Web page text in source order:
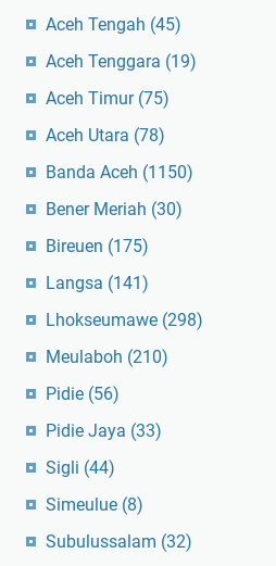
Aceh Tengah (45)
Aceh Tenggara (19)
Aceh Timur (75)
Aceh Utara (78)
Banda Aceh (1150)
Bener Meriah (30)
Bireuen (175)
Langsa (141)
Lhokseumawe (298)
Meulaboh (210)
Pidie (56)
Pidie Jaya (33)
Sigli (44)
Simeulue (8)
Subulussalam (32)